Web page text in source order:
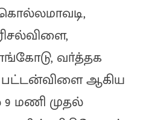
வா்த்தக
பட்டன்விளை ஆகிய
9 மணி முதல்